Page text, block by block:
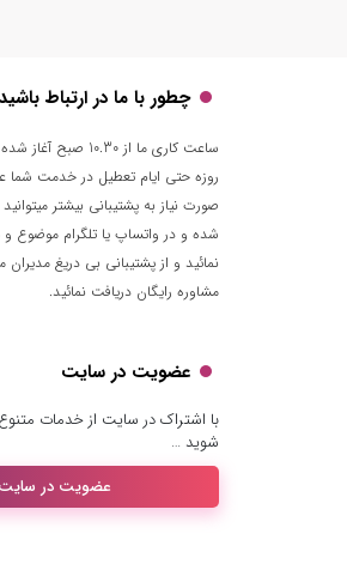
چطور با ما در ارتباط
روزه حتی ایام تعطیل در خدمت شما
صورت نیاز به پشتیبانی بیشتر
شده و در واتساپ یا تلگرام موضوع
نمائید و از پشتیبانی بی دریغ مدیران
مشاوره رایگان دریافت نمائید.
عضویت در سایت
با اشتراک در سایت از خدمات
شوید …
عضویت در سایت